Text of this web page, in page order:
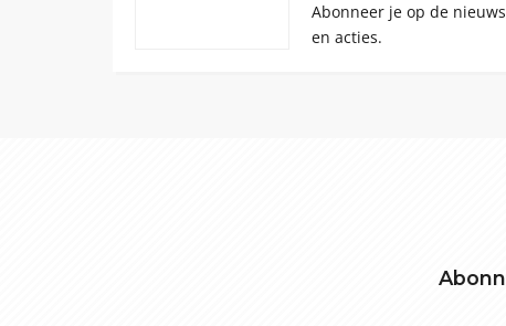
Abonneer je op de
en acties.